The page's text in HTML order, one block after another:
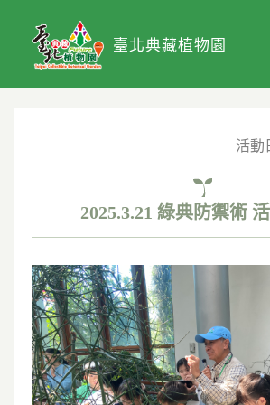
臺北典藏植物園
活動
2025.3.21 綠典防禦術